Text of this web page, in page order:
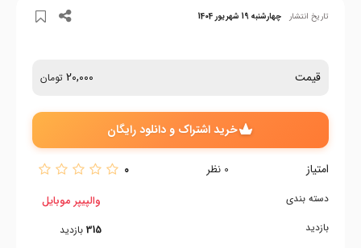
تاریخ انتشار چهارشنبه 19 شهریور 1404
قیمت 20,000 تومان
خرید اشتراک و دانلود رایگان
امتیاز 0 نظر 0
دسته بندی
بازدید
والپیپر موبایل
315 بازدید